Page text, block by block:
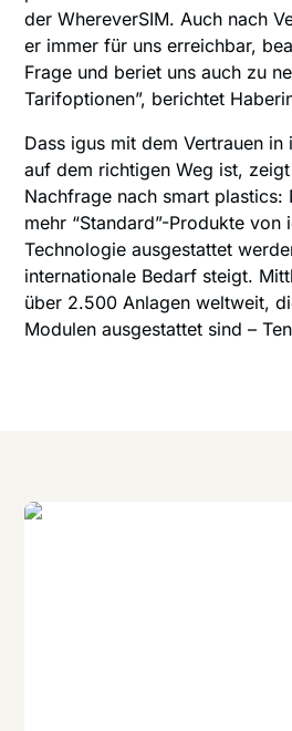
der WhereverSIM. Auch nach
er immer für uns erreichbar,
Frage und beriet uns auch zu
Tarifoptionen”, berichtet
Dass igus mit dem Vertrauen
auf dem richtigen Weg ist,
Nachfrage nach smart plastics:
mehr “Standard”-Produkte von
Technologie ausgestattet
internationale Bedarf steigt.
über 2.500 Anlagen weltweit,
Modulen ausgestattet sind –